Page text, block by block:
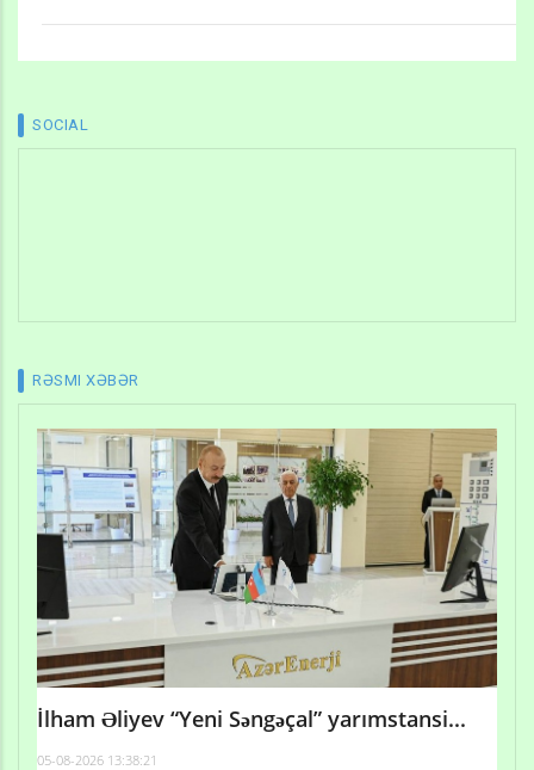
SOCIAL
RƏSMI XƏBƏR
İlham Əliyev “Yeni Səngəçal” yarımstansi...
05-08-2026 13:38:21